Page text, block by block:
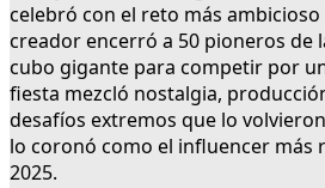
celebró con el reto más
creador encerró a 50 pioneros de
cubo gigante para competir por
fiesta mezcló nostalgia,
desafíos extremos que lo
lo coronó como el influencer más
2025.